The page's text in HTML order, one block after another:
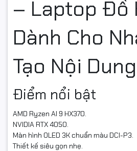
– Laptop Đồ
Dành Cho
Tạo Nội Dung
Điểm nổi bật
AMD Ryzen AI 9 HX370.
NVIDIA RTX 4050.
Màn hình OLED 3K chuẩn màu DCI-P3.
Thiết kế siêu gọn nhẹ.